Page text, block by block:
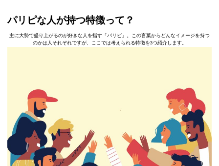
パリピな人が持つ特徴って？
主に大勢で盛り上がるのが好きな人を指す「パリピ」。この言葉からどんなイメージを持つ
のかは人それぞれですが、ここでは考えられる特徴を3つ紹介します。